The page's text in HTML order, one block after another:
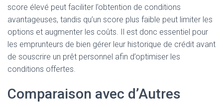
score élevé peut faciliter l’obtention de conditions
avantageuses, tandis qu’un score plus faible peut limiter les
options et augmenter les coûts. Il est donc essentiel pour
les emprunteurs de bien gérer leur historique de crédit avant
de souscrire un prêt personnel afin d’optimiser les
conditions offertes.
Comparaison avec d’Autres